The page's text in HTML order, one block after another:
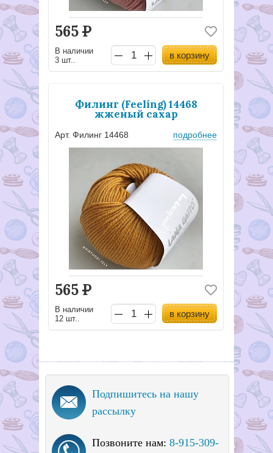
565Р
В наличии
3 шт..
в корзину
Филинг (Feeling) 14468
жженый сахар
Арт. Филинг 14468 подробнее
565Р
В наличии
12 шт..
в корзину
Подпишитесь на нашу
рассылку
Позвоните нам: 8-915-309-